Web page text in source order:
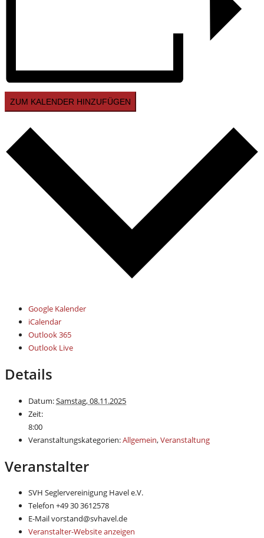
ZUM KALENDER HINZUFÜGEN
Google Kalender
iCalendar
Outlook 365
Outlook Live
Details
Datum:Samstag, 08.11.2025
Zeit:
8:00
Veranstaltungskategorien:Allgemein,Veranstaltung
Veranstalter
SVH Seglervereinigung Havel e.V.
Telefon +49 30 3612578
E-Mailvorstand@svhavel.de
Veranstalter-Website anzeigen